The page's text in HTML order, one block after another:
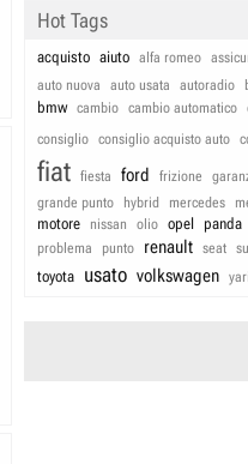
Hot Tags
acquisto aiuto alfa romeo
auto nuova auto usata autoradio
bmw cambio cambio automatico
consiglio consiglio acquisto auto
fiat fiesta ford frizione
grande punto hybrid mercedes
motore nissan olio opel panda
problema punto renault seat
toyota usato volkswagen